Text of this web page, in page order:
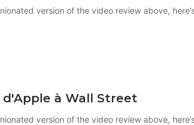
version of the video review above,
à Wall Street
version of the video review above,